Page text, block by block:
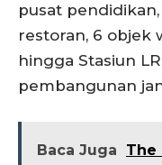
pusat
restoran, 6 objek
hingga Stasiun
pembangunan
Baca Juga
The